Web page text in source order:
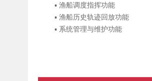
▪ 渔船调度指挥功能
▪ 渔船历史轨迹回放功能
▪ 系统管理与维护功能